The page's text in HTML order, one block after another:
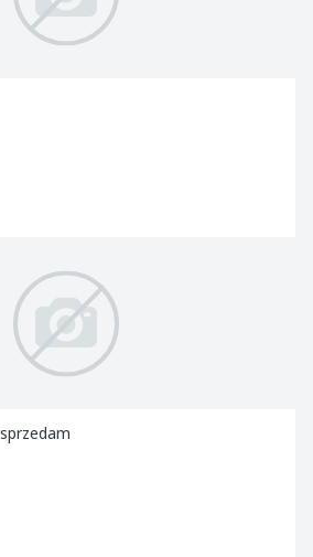
do ziół - sprzedam